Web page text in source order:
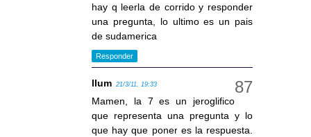
hay q leerla de corrido y responder
una pregunta, lo ultimo es un pais
de sudamerica
Responder
llum 21/3/11, 19:33
Mamen, la 7 es un jeroglifico
que representa una pregunta y lo
que hay que poner es la respuesta.